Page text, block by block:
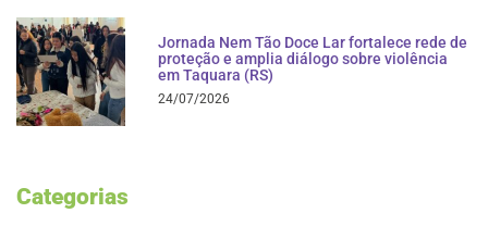
Jornada Nem Tão Doce Lar fortalece rede de
proteção e amplia diálogo sobre violência
em Taquara (RS)
24/07/2026
Categorias